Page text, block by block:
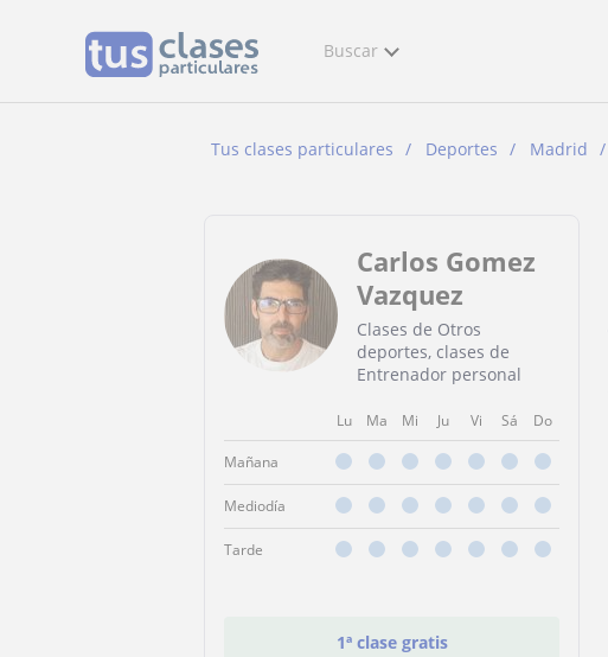
Buscar
Tus clases particulares Deportes Madrid
Carlos Gomez
Vazquez
Clases de Otros
deportes, clases de
Entrenador personal
Lu Ma Mi Ju Vi Sá Do
Mañana
Mediodía
Tarde
1ª clase gratis